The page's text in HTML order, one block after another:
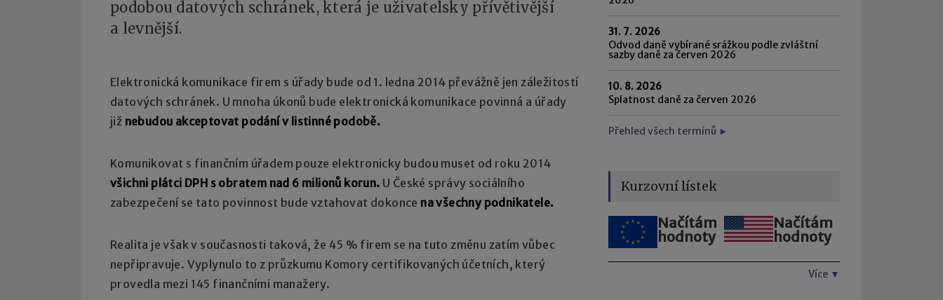
podobou datových schránek, která je uživatelsky přívětivější
a levnější.
Elektronická komunikace firem s úřady bude od 1. ledna 2014 převážně jen záležitostí
datových schránek. U mnoha úkonů bude elektronická komunikace povinná a úřady
již nebudou akceptovat podání v listinné podobě.
Komunikovat s finančním úřadem pouze elektronicky budou muset od roku 2014
všichni plátci DPH s obratem nad 6 milionů korun. U České správy sociálního
zabezpečení se tato povinnost bude vztahovat dokonce na všechny podnikatele.
Realita je však v současnosti taková, že 45 % firem se na tuto změnu zatím vůbec
nepřipravuje. Vyplynulo to z průzkumu Komory certifikovaných účetních, který
provedla mezi 145 finančními manažery.
31. 7. 2026
Odvod daně vybírané srážkou podle zvláštní
sazby daně za červen 2026
10. 8. 2026
Splatnost daně za červen 2026
Přehled všech termínů ►
Kurzovní lístek
Načítám
hodnoty
Načítám
hodnoty
Více ▼